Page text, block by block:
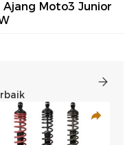
Moto3 Junior